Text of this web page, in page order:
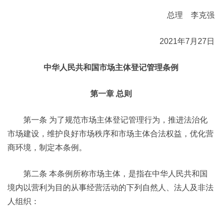
总理 李克强
2021年7月27日
中华人民共和国市场主体登记管理条例
第一章 总则
第一条 为了规范市场主体登记管理行为，推进法治化
市场建设，维护良好市场秩序和市场主体合法权益，优化营
商环境，制定本条例。
第二条 本条例所称市场主体，是指在中华人民共和国
境内以营利为目的从事经营活动的下列自然人、法人及非法
人组织：